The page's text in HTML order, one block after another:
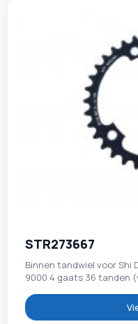
STR273667
Binnen tandwiel voor Shi
9000 4 gaats 36 tanden